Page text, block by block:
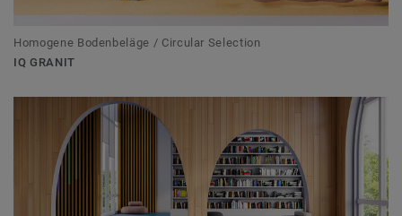
Homogene Bodenbeläge / Circular Selection
IQ GRANIT